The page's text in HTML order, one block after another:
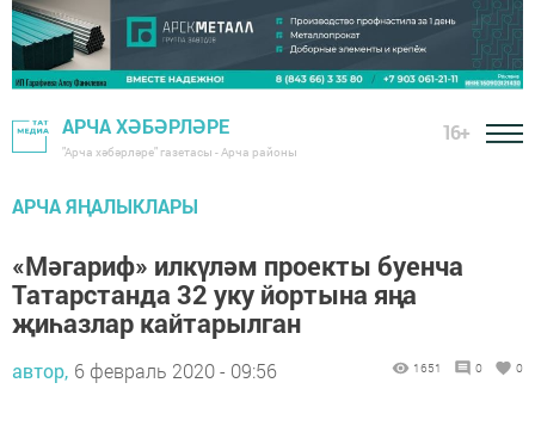
АРЧА ХӘБӘРЛӘРЕ
"Арча хәбәрләре" газетасы - Арча районы
16+
АРЧА ЯҢАЛЫКЛАРЫ
«Мәгариф» илкүләм проекты буенча
Татарстанда 32 уку йортына яңа
җиһазлар кайтарылган
автор, 6 февраль 2020 - 09:56 1651 0 0